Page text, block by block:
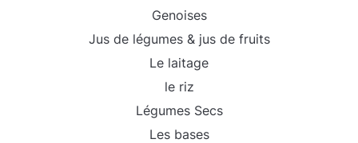
Genoises
Jus de légumes & jus de fruits
Le laitage
le riz
Légumes Secs
Les bases